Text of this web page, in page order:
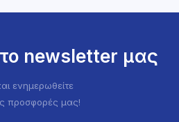
newsletter μας
ενημερωθείτε
προσφορές μας!